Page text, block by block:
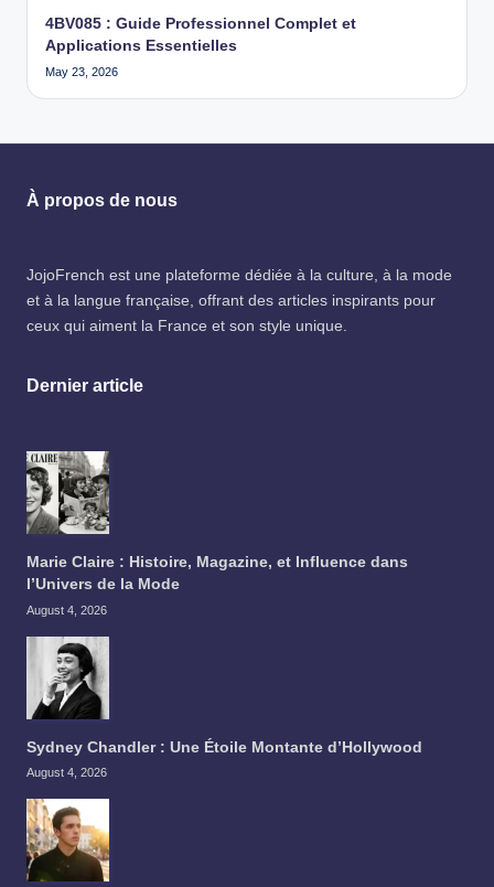
4BV085 : Guide Professionnel Complet et
Applications Essentielles
May 23, 2026
À propos de nous
JojoFrench est une plateforme dédiée à la culture, à la mode
et à la langue française, offrant des articles inspirants pour
ceux qui aiment la France et son style unique.
Dernier article
Marie Claire : Histoire, Magazine, et Influence dans
l’Univers de la Mode
August 4, 2026
Sydney Chandler : Une Étoile Montante d’Hollywood
August 4, 2026